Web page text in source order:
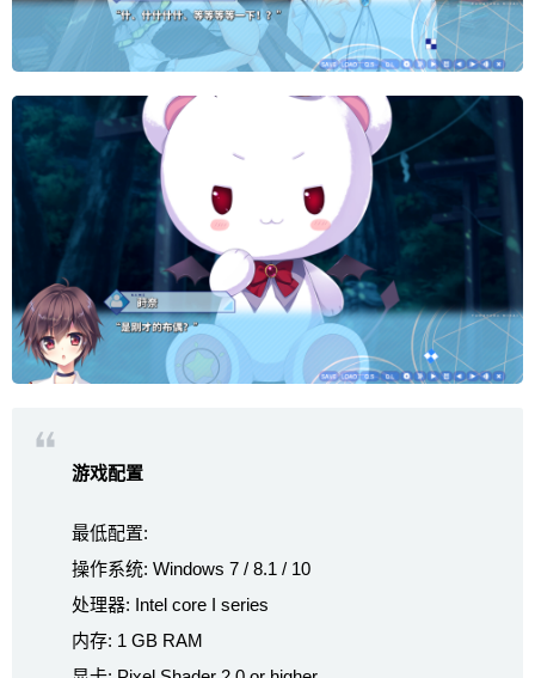
游戏配置
最低配置:
操作系统: Windows 7 / 8.1 / 10
处理器: Intel core I series
内存: 1 GB RAM